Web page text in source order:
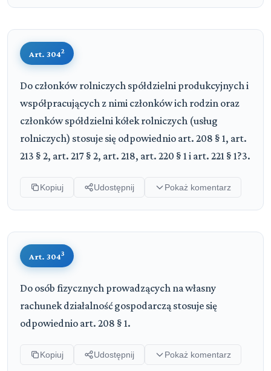
Art. 3042
Do członków rolniczych spółdzielni produkcyjnych i
współpracujących z nimi członków ich rodzin oraz
członków spółdzielni kółek rolniczych (usług
rolniczych) stosuje się odpowiednio art. 208 § 1, art.
213 § 2, art. 217 § 2, art. 218, art. 220 § 1 i art. 221 § 1?3.
Kopiuj Udostępnij Pokaż komentarz
Art. 3043
Do osób fizycznych prowadzących na własny
rachunek działalność gospodarczą stosuje się
odpowiednio art. 208 § 1.
Kopiuj Udostępnij Pokaż komentarz